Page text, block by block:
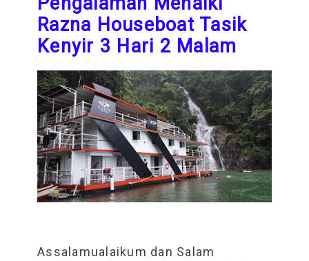
Razna Houseboat Tasik
Kenyir 3 Hari 2 Malam
Assalamualaikum dan Salam